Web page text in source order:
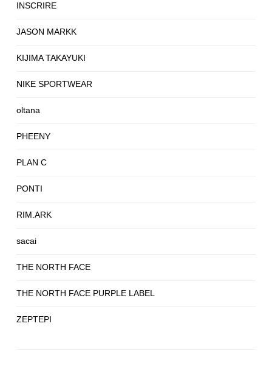
INSCRIRE
JASON MARKK
KIJIMA TAKAYUKI
NIKE SPORTWEAR
oltana
PHEENY
PLAN C
PONTI
RIM.ARK
sacai
THE NORTH FACE
THE NORTH FACE PURPLE LABEL
ZEPTEPI